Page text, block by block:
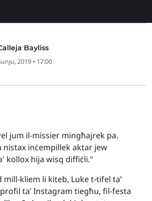
Bayliss
2019 • 17:00
jum il-missier mingħajrek pa.
nistax inċempillek aktar jew
kollox hija wisq diffiċli."
kliem li kiteb, Luke t-tifel ta’
ta’ Instagram tiegħu, fil-festa